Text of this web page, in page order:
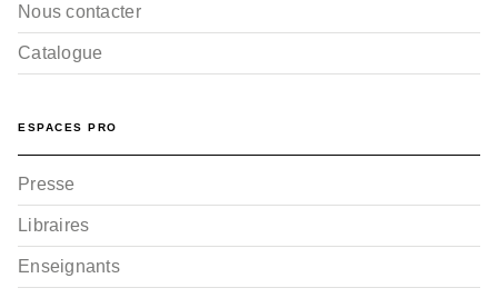
Nous contacter
Catalogue
ESPACES PRO
Presse
Libraires
Enseignants